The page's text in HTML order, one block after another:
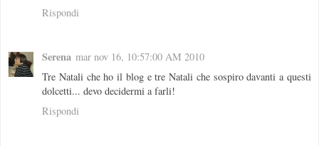
Rispondi
Serena mar nov 16, 10:57:00 AM 2010
Tre Natali che ho il blog e tre Natali che sospiro davanti a questi
dolcetti... devo decidermi a farli!
Rispondi